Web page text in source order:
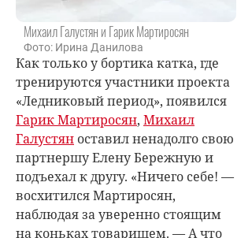
Михаил Галустян и Гарик Мартиросян
Фото: Ирина Данилова
Как только у бортика катка, где
тренируются участники проекта
«Ледниковый период», появился
Гарик Мартиросян, Михаил
Галустян оставил ненадолго свою
партнершу Елену Бережную и
подъехал к другу. «Ничего себе! —
восхитился Мартиросян,
наблюдая за уверенно стоящим
на коньках товарищем. — А что